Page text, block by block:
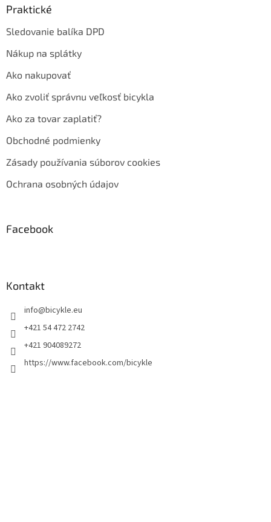
Praktické
Sledovanie balíka DPD
Nákup na splátky
Ako nakupovať
Ako zvoliť správnu veľkosť bicykla
Ako za tovar zaplatiť?
Obchodné podmienky
Zásady používania súborov cookies
Ochrana osobných údajov
Facebook
Kontakt
info@bicykle.eu
+421 54 472 2742
+421 904089272
https://www.facebook.com/bicykle